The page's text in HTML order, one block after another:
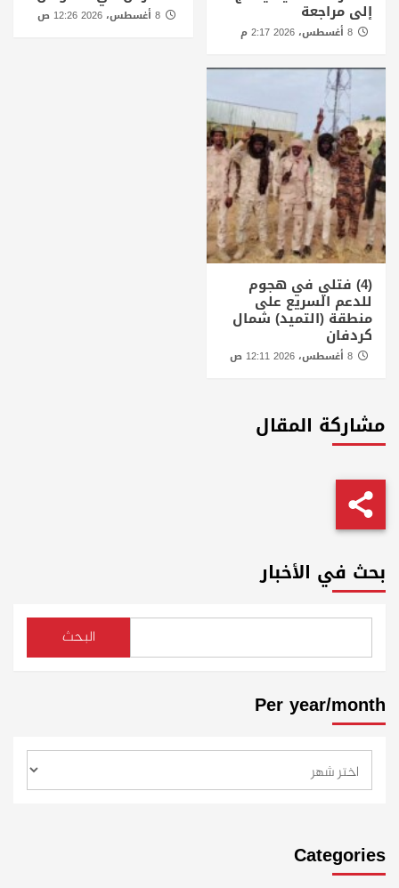
إلى مراجعة 8 أغسطس، 2026 12:26 ص
(4) فتلي في هجوم
للدعم السريع على
منطقة (التميد) شمال
كردفان
مشاركة المقال
بحث في الأخبار
البحث
Per year/month
Categories